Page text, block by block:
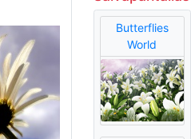
Butterflies
World